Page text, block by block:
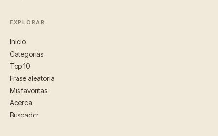
EXPLORAR
Inicio
Categorías
Top 10
Frase aleatoria
Mis favoritas
Acerca
Buscador